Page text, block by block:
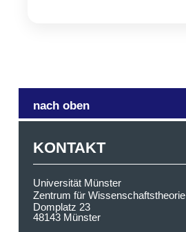
nach oben
KONTAKT
Universität Münster
Zentrum für Wissenschaftstheorie
Domplatz 23
48143 Münster